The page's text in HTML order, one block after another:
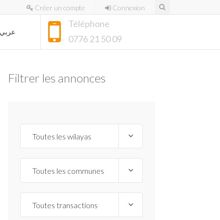
Créer un compte Connexion
Téléphone
0776 21 50 09
Filtrer les annonces